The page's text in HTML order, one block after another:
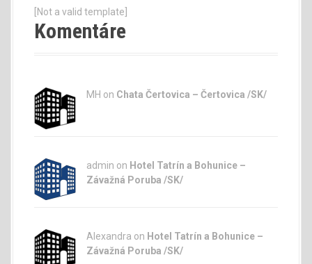
[Not a valid template]
Komentáre
MH on Chata Čertovica – Čertovica /SK/
admin on Hotel Tatrín a Bohunice –
Závažná Poruba /SK/
Alexandra on Hotel Tatrín a Bohunice –
Závažná Poruba /SK/